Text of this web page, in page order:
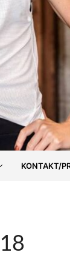
KONTAKT/